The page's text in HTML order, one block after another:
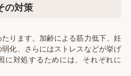
の対策
ります。加齢による筋力低下、妊
化、さらにはストレスなどが挙げ
に対処するためには、それぞれに